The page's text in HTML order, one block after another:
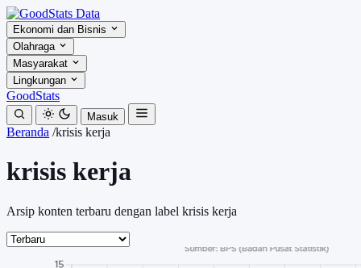
Ekonomi dan Bisnis
Olahraga
Masyarakat
Lingkungan
GoodStats
Masuk
Beranda /krisis kerja
krisis kerja
Arsip konten terbaru dengan label krisis kerja